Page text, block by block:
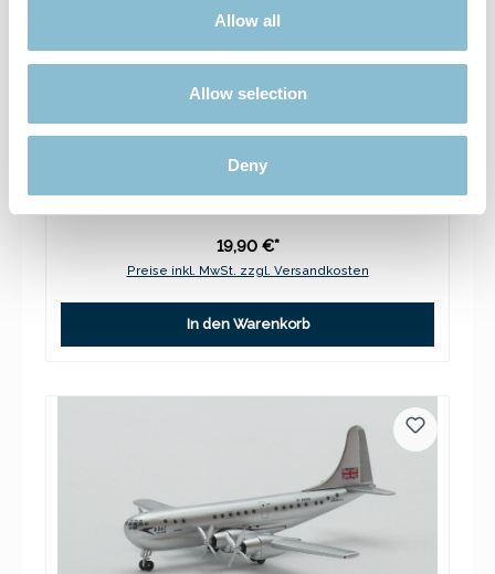
Allow all
Allow selection
Deny
Herpa 537544 Boeing 727-200 Brandiff 1:500
19,90 €*
Preise inkl. MwSt. zzgl. Versandkosten
In den Warenkorb